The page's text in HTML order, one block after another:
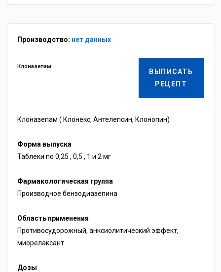
Производство: нет данных
ВЫПИСАТЬ
РЕЦЕПТ
Клоназепам
Клоназепам ( Клонекс, Антелепсин, Клонопин)
Форма выпуска
Таблеки по 0,25 , 0,5 , 1 и 2 мг
Фармакологическая группа
Производное бензодиазепина
Область применения
Противосудорожный, анксиолитический эффект,
миорелаксант
Дозы